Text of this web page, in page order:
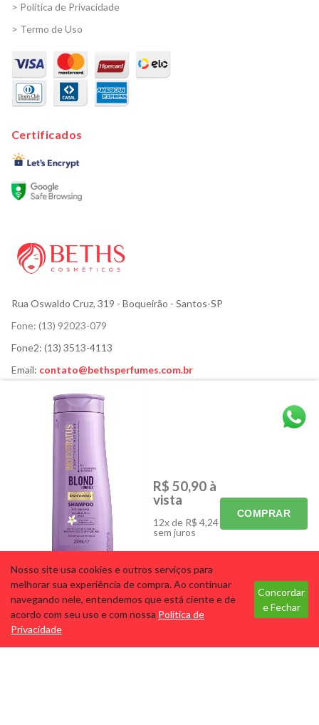
Nosso site usa cookies e outros serviços para
melhorar sua experiência de compra. Ao continuar
navegando nele, entendemos que está ciente e de
acordo com seu uso e com nossa Política de
Privacidade
Concordar
e Fechar
Bio Extratus Blond Bioreflex
Desamarelador - Shampoo
250ml
Cód: 5876 Marca:
BIOEXTRATUS COSMETICOS
R$ 50,90 à
vista
12x de R$ 4,24
sem juros
COMPRAR
> Política de Privacidade
> Termo de Uso
Certificados
Rua Oswaldo Cruz, 319 - Boqueirão - Santos-SP
Fone: (13) 92023-079
Fone2: (13) 3513-4113
Email: contato@bethsperfumes.com.br
2026 ELIDE MIYASIRO DE ABREU - 02.185.665/0001-42
ACESSÓRIOS
CORPO E BANHO
MAQUIAGEM
PERFUMES
SKINCARE
ELETRÔNICOS
Tecnologia